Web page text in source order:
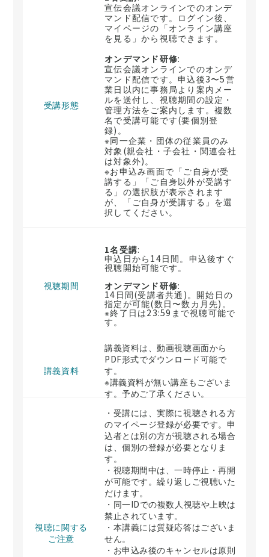
受講形態
宣伝会議オンラインでのオンデ
マンド配信です。ログイン後、
マイページの「オンライン講座
を見る」から視聴できます。
オンデマンド研修:
宣伝会議オンラインでのオンデ
マンド配信です。申込後3〜5営
業日以内に事務局より案内メー
ルを送付し、視聴期間の設定・
管理方法をご案内します。複数
名で受講可能です(要個別登
録)。
※同一企業・団体の従業員のみ
対象(親会社・子会社・関連会社
は対象外)。
※お申込み画面で「ご自身が受
講する」「ご自身以外が受講す
る」の選択肢が表示されます
が、「ご自身が受講する」を選
択してください。
視聴期間
1名受講:
申込日から14日間。申込後すぐ
視聴開始可能です。
オンデマンド研修:
14日間(受講者共通)。開始日の
指定が可能(数日〜数カ月先)。
※終了日は23:59まで視聴可能で
す。
講義資料
講義資料は、動画視聴画面から
PDF形式でダウンロード可能で
す。
※講義資料が無い講座もございま
す。予めご了承ください。
視聴に関する
ご注意
・受講には、実際に視聴される方
のマイページ登録が必要です。申
込者とは別の方が視聴される場合
は、個別の登録が必要となりま
す。
・視聴期間中は、一時停止・再開
が可能です。繰り返しご視聴いた
だけます。
・同一IDでの複数人視聴や上映は
禁止されています。
・本講義には質疑応答はございま
せん。
・お申込み後のキャンセルは原則